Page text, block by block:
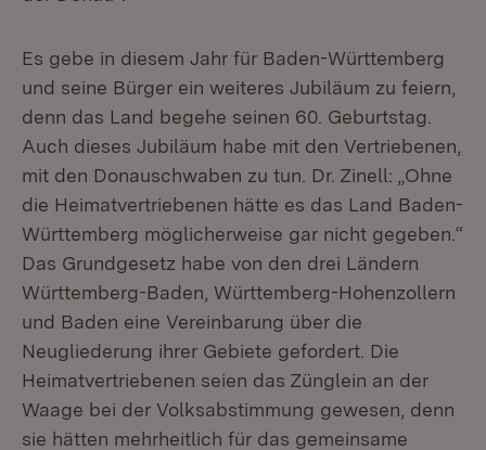
Es gebe in diesem Jahr für Baden-Württemberg
und seine Bürger ein weiteres Jubiläum zu feiern,
denn das Land begehe seinen 60. Geburtstag.
Auch dieses Jubiläum habe mit den Vertriebenen,
mit den Donauschwaben zu tun. Dr. Zinell: „Ohne
die Heimatvertriebenen hätte es das Land Baden-
Württemberg möglicherweise gar nicht gegeben.“
Das Grundgesetz habe von den drei Ländern
Württemberg-Baden, Württemberg-Hohenzollern
und Baden eine Vereinbarung über die
Neugliederung ihrer Gebiete gefordert. Die
Heimatvertriebenen seien das Zünglein an der
Waage bei der Volksabstimmung gewesen, denn
sie hätten mehrheitlich für das gemeinsame